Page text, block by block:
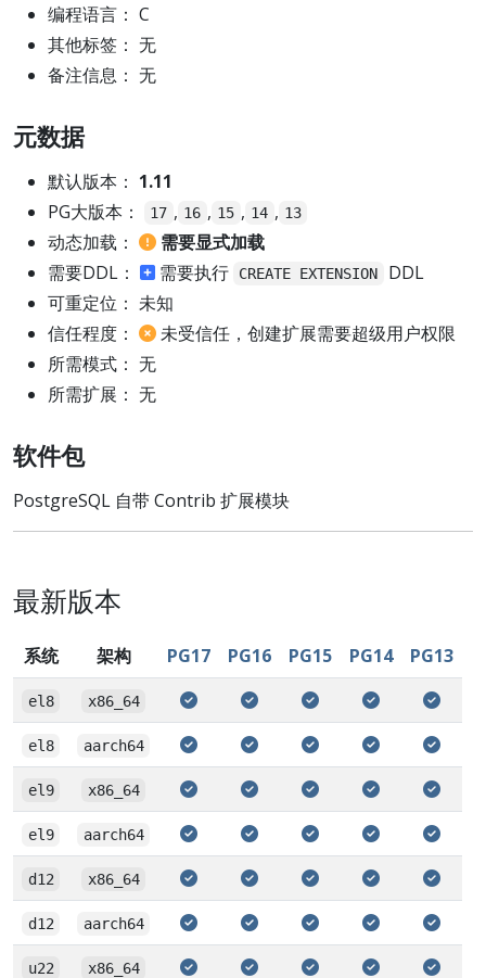
编程语言： C
其他标签： 无
备注信息： 无
元数据
默认版本： 1.11
PG大版本：
17 , 16 , 15 , 14 , 13
动态加载：
需要显式加载
需要DDL：
需要执行 CREATE EXTENSION
DDL
可重定位： 未知
信任程度：
未受信任，创建扩展需要超级用户权限
所需模式： 无
所需扩展： 无
软件包
PostgreSQL 自带 Contrib 扩展模块
最新版本
系统 架构 PG17 PG16 PG15 PG14 PG13
el8 x86_64
el8 aarch64
el9 x86_64
el9 aarch64
d12 x86_64
d12 aarch64
u22 x86_64